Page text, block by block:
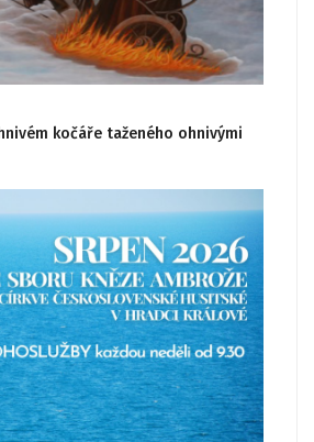
kočáře taženého ohnivými